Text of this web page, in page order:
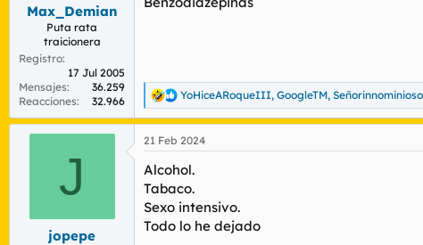
s
Max_Demian
Puta rata
traicionera
Registro
17 Jul 2005
Mensajes
36.259
Reacciones
32.966
R
e
a
c
i
o
n
e
s
YoHiceARoqueIII, GoogleTM, Señorinnominioso
J
jopepe
21 Feb 2024
Alcohol.
Tabaco.
Sexo intensivo.
Todo lo he dejado